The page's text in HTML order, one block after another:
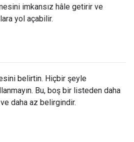
imkansız hâle getirir ve
yol açabilir.
belirtin. Hiçbir şeyle
Bu, boş bir listeden daha
daha az belirgindir.